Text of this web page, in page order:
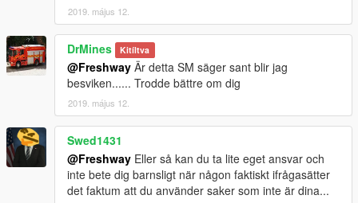
2019. május 12.
DrMines Kitíltva
@Freshway Är detta SM säger sant blir jag
besviken...... Trodde bättre om dig
2019. május 12.
Swed1431
@Freshway Eller så kan du ta lite eget ansvar och
inte bete dig barnsligt när någon faktiskt ifrågasätter
det faktum att du använder saker som inte är dina...